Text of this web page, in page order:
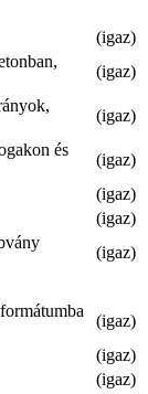
(igaz)
(igaz)
(igaz)
és
(igaz)
(igaz)
(igaz)
(igaz)
(igaz)
(igaz)
(igaz)